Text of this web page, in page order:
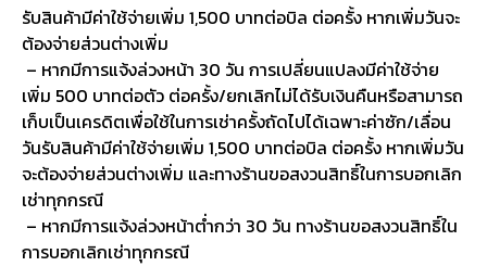
รับสินค้ามีค่าใช้จ่ายเพิ่ม 1,500 บาทต่อบิล ต่อครั้ง หากเพิ่มวันจะ
ต้องจ่ายส่วนต่างเพิ่ม
– หากมีการแจ้งล่วงหน้า 30 วัน การเปลี่ยนแปลงมีค่าใช้จ่าย
เพิ่ม 500 บาทต่อตัว ต่อครั้ง/ยกเลิกไม่ได้รับเงินคืนหรือสามารถ
เก็บเป็นเครดิตเพื่อใช้ในการเช่าครั้งถัดไปได้เฉพาะค่าซัก/เลื่อน
วันรับสินค้ามีค่าใช้จ่ายเพิ่ม 1,500 บาทต่อบิล ต่อครั้ง หากเพิ่มวัน
จะต้องจ่ายส่วนต่างเพิ่ม และทางร้านขอสงวนสิทธิ์ในการบอกเลิก
เช่าทุกกรณี
– หากมีการแจ้งล่วงหน้าต่ำกว่า 30 วัน ทางร้านขอสงวนสิทธิ์ใน
การบอกเลิกเช่าทุกกรณี